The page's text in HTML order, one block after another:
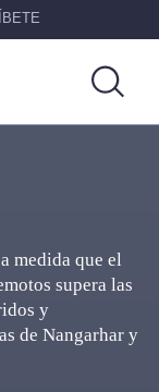
medida que el
supera las
y
de Nangarhar y